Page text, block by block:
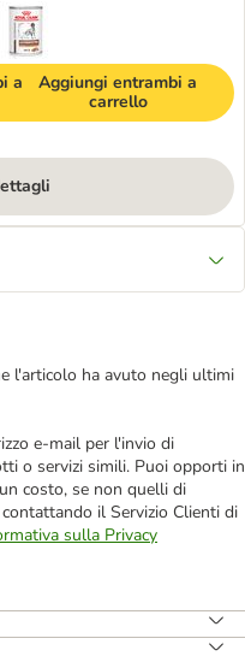
a
Aggiungi entrambi a
carrello
l'articolo ha avuto negli ultimi
e-mail per l'invio di
o servizi simili. Puoi opporti in
costo, se non quelli di
il Servizio Clienti di
sulla Privacy